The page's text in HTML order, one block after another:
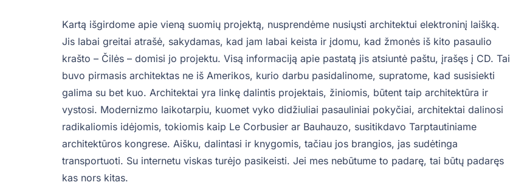
Kartą išgirdome apie vieną suomių projektą, nusprendėme nusiųsti architektui elektroninį laišką.
Jis labai greitai atrašė, sakydamas, kad jam labai keista ir įdomu, kad žmonės iš kito pasaulio
krašto – Čilės – domisi jo projektu. Visą informaciją apie pastatą jis atsiuntė paštu, įrašęs į CD. Tai
buvo pirmasis architektas ne iš Amerikos, kurio darbu pasidalinome, supratome, kad susisiekti
galima su bet kuo. Architektai yra linkę dalintis projektais, žiniomis, būtent taip architektūra ir
vystosi. Modernizmo laikotarpiu, kuomet vyko didžiuliai pasauliniai pokyčiai, architektai dalinosi
radikaliomis idėjomis, tokiomis kaip Le Corbusier ar Bauhauzo, susitikdavo Tarptautiniame
architektūros kongrese. Aišku, dalintasi ir knygomis, tačiau jos brangios, jas sudėtinga
transportuoti. Su internetu viskas turėjo pasikeisti. Jei mes nebūtume to padarę, tai būtų padaręs
kas nors kitas.